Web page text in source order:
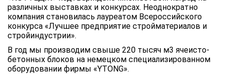
различных выставках и конкурсах. Неоднократно
компания становилась лауреатом Всероссийского
конкурса «Лучшее предприятие стройматериалов и
стройиндустрии».
В год мы производим свыше 220 тысяч м3 ячеисто-
бетонных блоков на немецком специализированном
оборудовании фирмы «YTONG».